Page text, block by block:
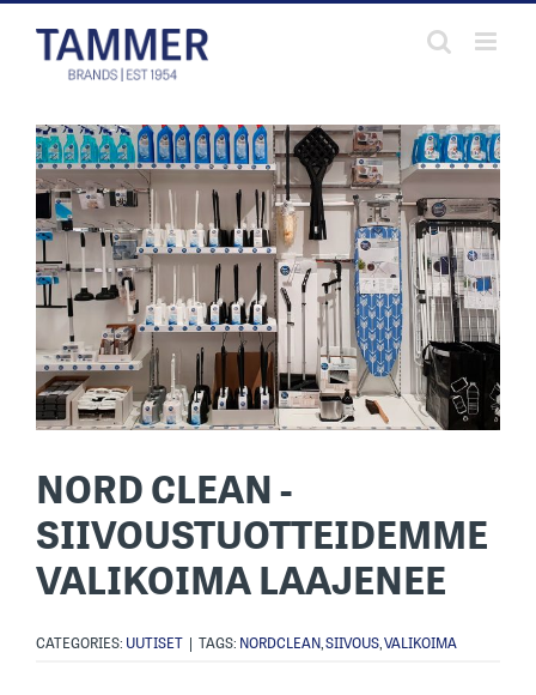
NORD CLEAN -
SIIVOUSTUOTTEIDEMME
VALIKOIMA LAAJENEE
CATEGORIES: UUTISET | TAGS: NORDCLEAN,SIIVOUS,VALIKOIMA